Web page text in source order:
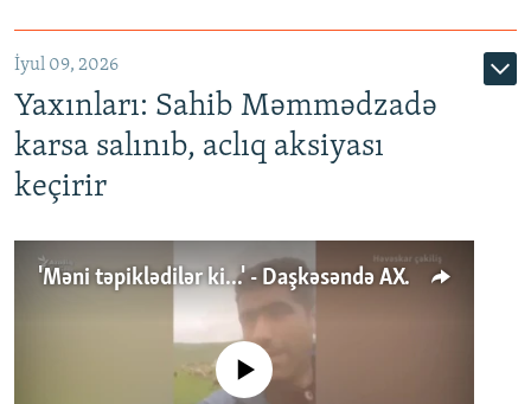
İyul 09, 2026
Yaxınları: Sahib Məmmədzadə
karsa salınıb, aclıq aksiyası
keçirir
'Məni təpiklədilər ki...' - Daşkəsəndə AXCP fəalının yaxınları onun həbsinə etiraz edirlər
No media source currently available